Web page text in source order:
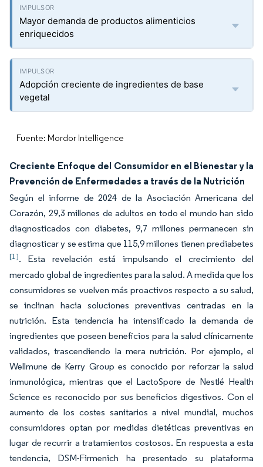
Mayor demanda de productos alimenticios
enriquecidos
Adopción creciente de ingredientes de base
vegetal
Fuente: Mordor Intelligence
Creciente Enfoque del Consumidor en el Bienestar y la
Prevención de Enfermedades a través de la Nutrición
Según el informe de 2024 de la Asociación Americana del
Corazón, 29,3 millones de adultos en todo el mundo han sido
diagnosticados con diabetes, 9,7 millones permanecen sin
diagnosticar y se estima que 115,9 millones tienen prediabetes
[1]. Esta revelación está impulsando el crecimiento del
mercado global de ingredientes para la salud. A medida que los
consumidores se vuelven más proactivos respecto a su salud,
se inclinan hacia soluciones preventivas centradas en la
nutrición. Esta tendencia ha intensificado la demanda de
ingredientes que poseen beneficios para la salud clínicamente
validados, trascendiendo la mera nutrición. Por ejemplo, el
Wellmune de Kerry Group es conocido por reforzar la salud
inmunológica, mientras que el LactoSpore de Nestlé Health
Science es reconocido por sus beneficios digestivos. Con el
aumento de los costes sanitarios a nivel mundial, muchos
consumidores optan por medidas dietéticas preventivas en
lugar de recurrir a tratamientos costosos. En respuesta a esta
tendencia, DSM-Firmenich ha presentado su plataforma